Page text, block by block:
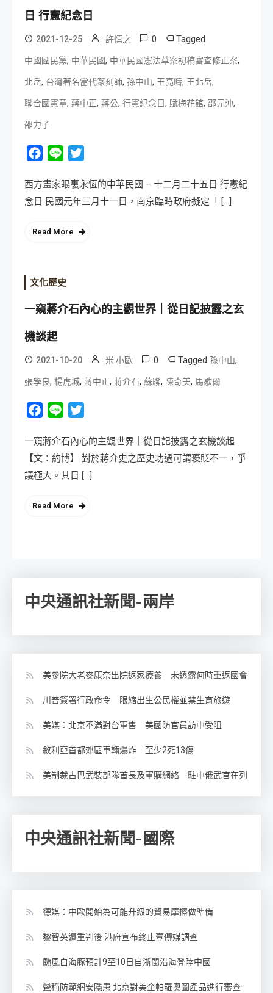
日 行憲紀念日
2021-12-25 許慎之 0 Tagged
中國國民黨, 中華民國, 中華民國憲法草案初稿審查修正案,
北岳, 台灣著名當代篆刻師, 孫中山, 王亮疇, 王北岳,
聯合國憲章, 蔣中正, 蔣公, 行憲紀念日, 賦梅花館, 邵元沖,
邵力子
Facebook
Line
西方畫家眼裏永恆的中華民國 – 十二月二十五日 行憲紀
念日 民國元年三月十一日，南京臨時政府擬定「 […]
Read More
文化歷史
一窺蔣介石內心的主觀世界｜從日記披露之玄
機談起
2021-10-20 米 小歐 0 Tagged 孫中山,
張學良, 楊虎城, 蔣中正, 蔣介石, 蘇聯, 陳奇美, 馬歇爾
Facebook
Line
一窺蔣介石內心的主觀世界｜從日記披露之玄機談起
【文：約博】 對於蔣介史之歷史功過可謂褒貶不一，爭
議極大。其日 […]
Read More
中央通訊社新聞-兩岸
美參院大老麥康奈出院返家療養 未透露何時重返國會
川普簽署行政命令 限縮出生公民權並禁生育旅遊
美媒：北京不滿對台軍售 美國防官員訪中受阻
敘利亞首都郊區車輛爆炸 至少2死13傷
美制裁古巴武裝部隊首長及軍購網絡 駐中俄武官在列
中央通訊社新聞-國際
德媒：中歐開始為可能升級的貿易摩擦做準備
黎智英遭重判後 港府宣布終止壹傳媒調查
颱風白海豚預計9至10日自浙閩沿海登陸中國
聲稱防範網安隱患 北京對美企帕羅奧圖產品進行審查